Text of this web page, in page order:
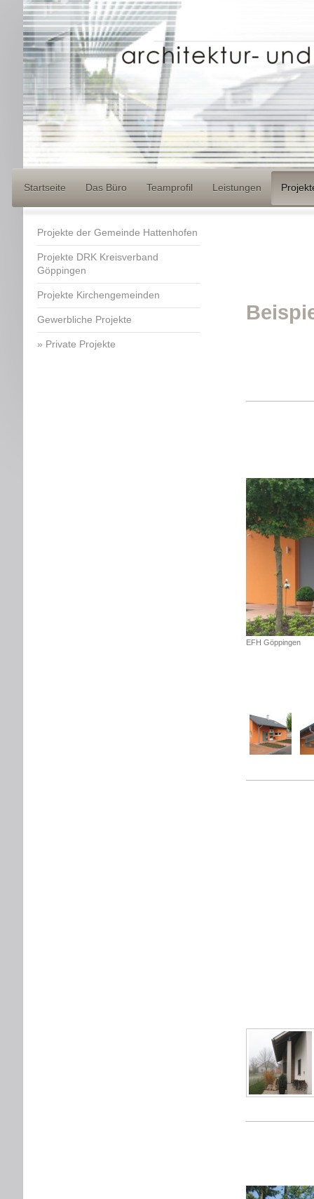
Startseite Das Büro Teamprofil Leistungen
EFH Göppingen
Projekte der Gemeinde Hattenhofen
Projekte DRK Kreisverband
Göppingen
Projekte Kirchengemeinden
Gewerbliche Projekte
Private Projekte